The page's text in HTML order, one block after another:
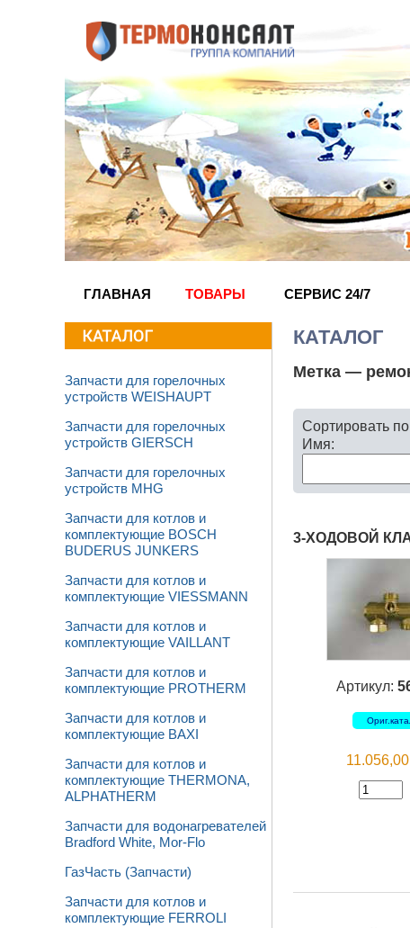
ГЛАВНАЯ ТОВАРЫ СЕРВИС 24/7
Запчасти для горелочных
устройств WEISHAUPT
Запчасти для горелочных
устройств GIERSCH
Запчасти для горелочных
устройств MHG
Запчасти для котлов и
комплектующие BOSCH
BUDERUS JUNKERS
Запчасти для котлов и
комплектующие VIESSMANN
Запчасти для котлов и
комплектующие VAILLANT
Запчасти для котлов и
комплектующие PROTHERM
Запчасти для котлов и
комплектующие BAXI
Запчасти для котлов и
комплектующие THERMONA,
ALPHATHERM
Запчасти для водонагревателей
Bradford White, Mor-Flo
ГазЧасть (Запчасти)
Запчасти для котлов и
комплектующие FERROLI
КАТАЛОГ
Метка —
Сортировать
Имя:
3-ХОДОВОЙ
Артикул:
11.056,00